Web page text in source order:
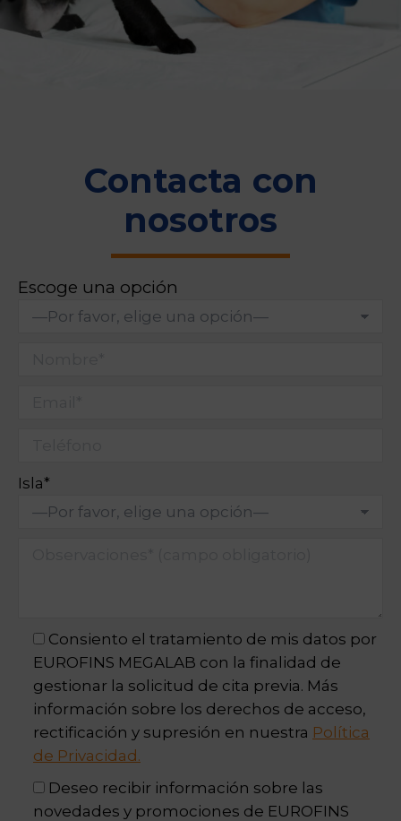
Contacta con
nosotros
Escoge una opción
Isla*
Consiento el tratamiento de mis datos por
EUROFINS MEGALAB con la finalidad de
gestionar la solicitud de cita previa. Más
información sobre los derechos de acceso,
rectificación y supresión en nuestra Política
de Privacidad.
Deseo recibir información sobre las
novedades y promociones de EUROFINS